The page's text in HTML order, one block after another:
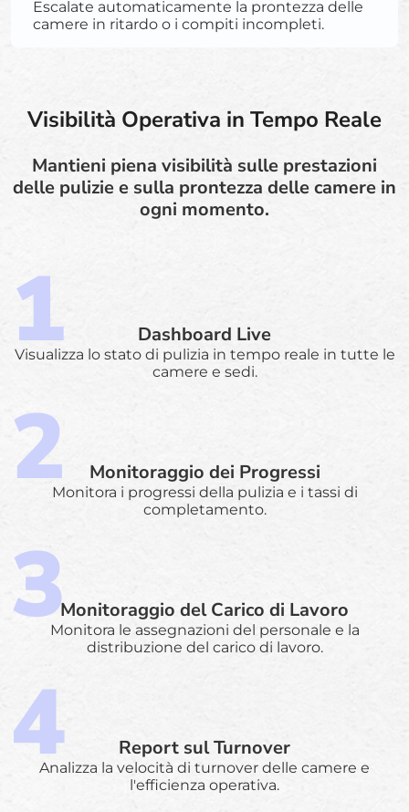
Escalate automaticamente la prontezza delle
camere in ritardo o i compiti incompleti.
Visibilità Operativa in Tempo Reale
Mantieni piena visibilità sulle prestazioni
delle pulizie e sulla prontezza delle camere in
ogni momento.
Dashboard Live
Visualizza lo stato di pulizia in tempo reale in tutte le
camere e sedi.
Monitoraggio dei Progressi
Monitora i progressi della pulizia e i tassi di
completamento.
Monitoraggio del Carico di Lavoro
Monitora le assegnazioni del personale e la
distribuzione del carico di lavoro.
Report sul Turnover
Analizza la velocità di turnover delle camere e
l'efficienza operativa.